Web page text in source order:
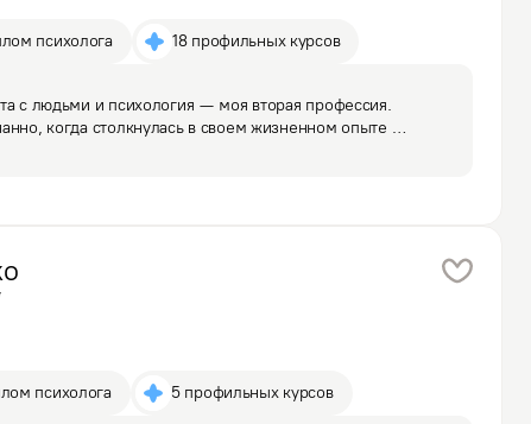
психолога 18 профильных курсов
с людьми и психология — моя вторая профессия.
когда столкнулась в своем жизненном опыте
психологический институт пошла работать
психолога 5 профильных курсов